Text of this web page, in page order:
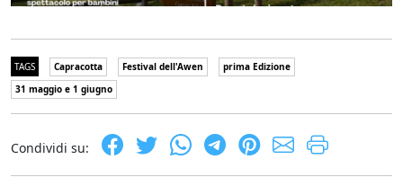
TAGS Capracotta Festival dell'Awen
prima Edizione
31 maggio e 1 giugno
Condividi su: